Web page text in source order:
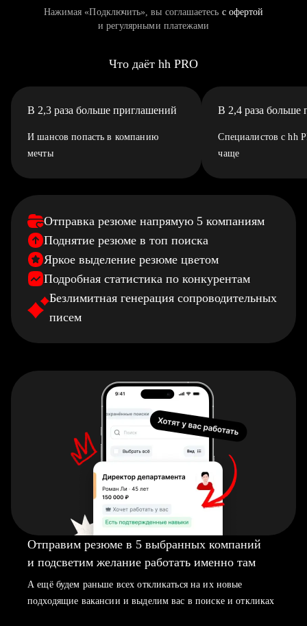
Нажимая «Подключить», вы соглашаетесь с офертой
и регулярными платежами
Что даёт hh PRO
В 2,3 раза больше приглашений
И шансов попасть в компанию
мечты
В 2,4 раза больше
Специалистов с hh
чаще
Отправка резюме напрямую 5 компаниям
Поднятие резюме в топ поиска
Яркое выделение резюме цветом
Подробная статистика по конкурентам
Безлимитная генерация сопроводительных
писем
Отправим резюме в 5 выбранных компаний
и подсветим желание работать именно там
А ещё будем раньше всех откликаться на их новые
подходящие вакансии и выделим вас в поиске и откликах